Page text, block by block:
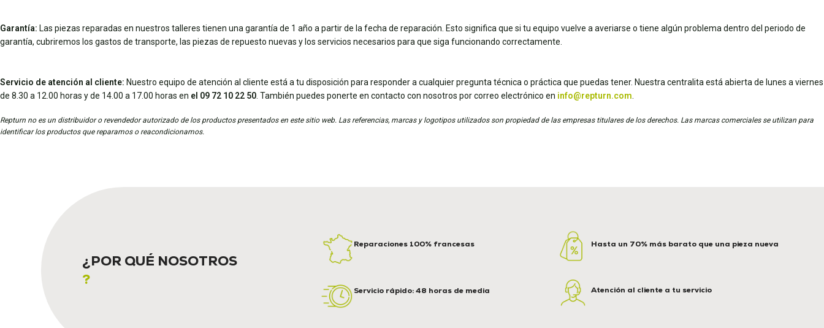
Garantía: Las piezas reparadas en nuestros talleres tienen una garantía de 1 año a partir de la fecha de reparación. Esto significa que si tu equipo vuelve a averiarse o tiene algún problema dentro del periodo de
garantía, cubriremos los gastos de transporte, las piezas de repuesto nuevas y los servicios necesarios para que siga funcionando correctamente.
Servicio de atención al cliente: Nuestro equipo de atención al cliente está a tu disposición para responder a cualquier pregunta técnica o práctica que puedas tener. Nuestra centralita está abierta de lunes a viernes
de 8.30 a 12.00 horas y de 14.00 a 17.00 horas en el 09 72 10 22 50 . También puedes ponerte en contacto con nosotros por correo electrónico en info@repturn.com
Repturn no es un distribuidor o revendedor autorizado de los productos presentados en este sitio web. Las referencias, marcas y logotipos utilizados son propiedad de las empresas titulares de los derechos. Las marcas comerciales se utilizan para
identificar los productos que reparamos o reacondicionamos.
¿POR QUÉ NOSOTROS
?
Reparaciones 100% francesas
Servicio rápido: 48 horas de media
Hasta un 70% más barato que una pieza nueva
Atención al cliente a tu servicio